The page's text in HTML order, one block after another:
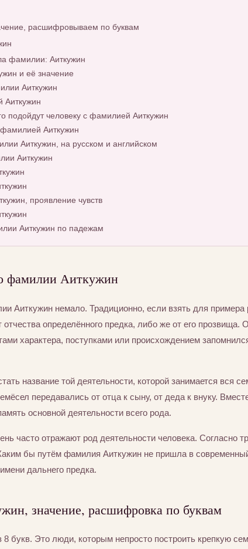
расшифровываем по буквам
фамилии: Аиткужин
и её значение
Аиткужин
Аиткужин
подойдут человеку с фамилией Аиткужин
Аиткужин
Аиткужин, на русском и английском
Аиткужин
проявление чувств
Аиткужин по падежам
фамилии Аиткужин
Аиткужин немало. Традиционно, если взять для примера
определённого предка, либо же от его прозвища.
характера, поступками или происхождением
название той деятельности, которой занимается вся
передавались от отца к сыну, от деда к внуку.
основной деятельности всего рода.
часто отражают род деятельности человека. Согласно
бы путём фамилия Аиткужин не пришла в
дальнего предка.
значение, расшифровка по буквам
букв. Это люди, которым непросто построить крепкую